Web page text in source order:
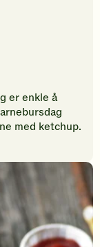
er enkle å
med ketchup.